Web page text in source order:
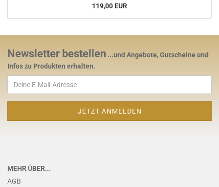
119,00 EUR
Newsletter bestellen ...und Angebote, Gutscheine und
Infos zu Produkten erhalten.
MEHR ÜBER...
AGB